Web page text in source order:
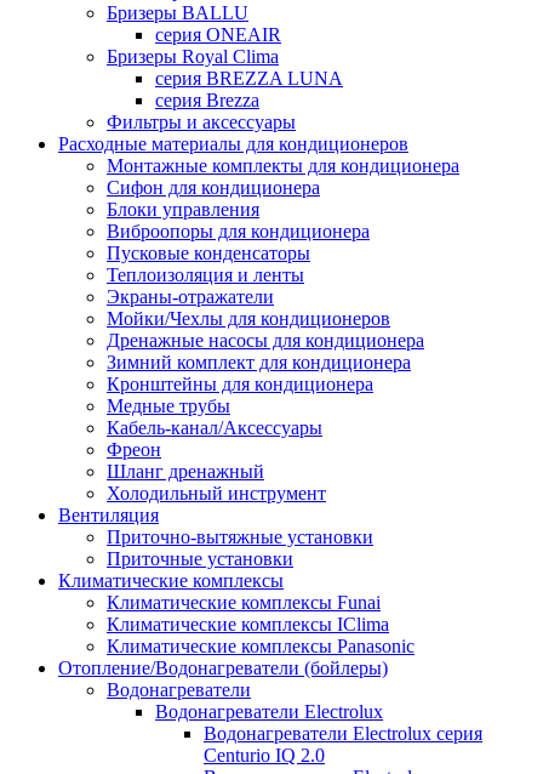
Бризеры BALLU
серия ONEAIR
Бризеры Royal Clima
серия BREZZA LUNA
серия Brezza
Фильтры и аксессуары
Расходные материалы для кондиционеров
Монтажные комплекты для кондиционера
Сифон для кондиционера
Блоки управления
Виброопоры для кондиционера
Пусковые конденсаторы
Теплоизоляция и ленты
Экраны-отражатели
Мойки/Чехлы для кондиционеров
Дренажные насосы для кондиционера
Зимний комплект для кондиционера
Кронштейны для кондиционера
Медные трубы
Кабель-канал/Аксессуары
Фреон
Шланг дренажный
Холодильный инструмент
Вентиляция
Приточно-вытяжные установки
Приточные установки
Климатические комплексы
Климатические комплексы Funai
Климатические комплексы IClima
Климатические комплексы Panasonic
Отопление/Водонагреватели (бойлеры)
Водонагреватели
Водонагреватели Electrolux
Водонагреватели Electrolux серия
Centurio IQ 2.0